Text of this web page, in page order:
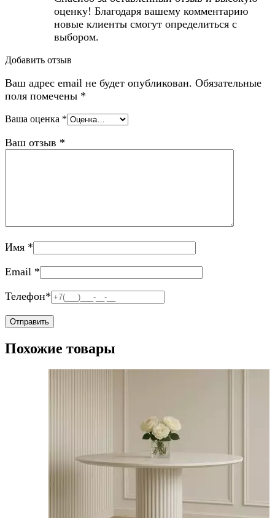
оценку! Благодаря вашему комментарию
новые клиенты смогут определиться с
выбором.
Добавить отзыв
Ваш адрес email не будет опубликован. Обязательные
поля помечены *
Ваша оценка *
Ваш отзыв *
Имя *
Email *
Телефон*
Похожие товары